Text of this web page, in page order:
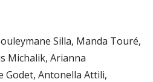
Silla, Manda Touré,
Michalik, Arianna
Godet, Antonella Attili,